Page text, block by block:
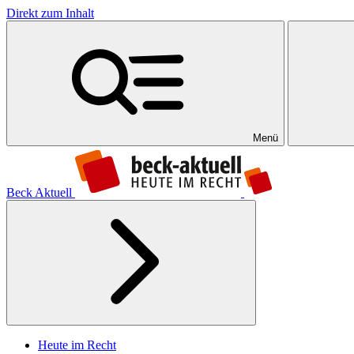
Direkt zum Inhalt
Menü
Beck Aktuell
Heute im Recht